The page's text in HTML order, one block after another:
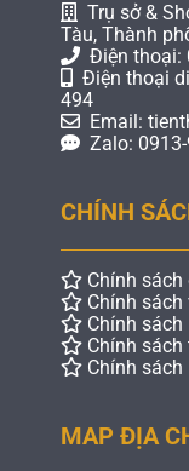
Trụ sở &
Tàu, Thành
Điện thoại:
Điện thoại
494
Email:
Zalo: 0913-
CHÍNH
Chính sách
Chính sách
Chính sách
Chính
Chính
MAP ĐỊA